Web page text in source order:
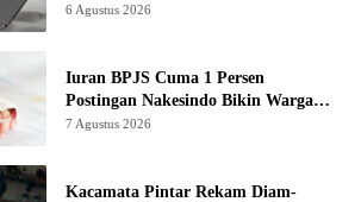
6 Agustus 2026
Iuran BPJS Cuma 1 Persen
Postingan Nakesindo Bikin Warganet
Murka
7 Agustus 2026
Kacamata Pintar Rekam Diam-